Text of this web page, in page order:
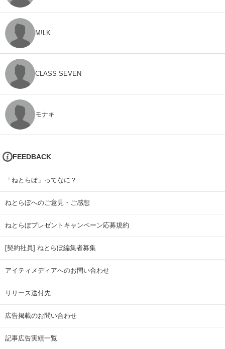
M!LK
CLASS SEVEN
モナキ
FEEDBACK
「ねとらぼ」ってなに？
ねとらぼへのご意見・ご感想
ねとらぼプレゼントキャンペーン応募規約
[契約社員] ねとらぼ編集者募集
アイティメディアへのお問い合わせ
リリース送付先
広告掲載のお問い合わせ
記事広告実績一覧